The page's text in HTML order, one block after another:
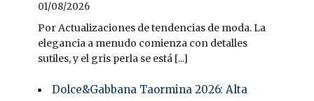
01/08/2026
Por Actualizaciones de tendencias de moda. La
elegancia a menudo comienza con detalles
sutiles, y el gris perla se está [...]
Dolce&Gabbana Taormina 2026: Alta